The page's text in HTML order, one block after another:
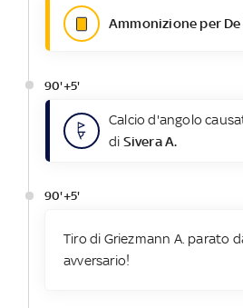
Ammonizione per De
90'+5'
Calcio d'angolo
di Sivera A.
90'+5'
Tiro di Griezmann A. parato
avversario!